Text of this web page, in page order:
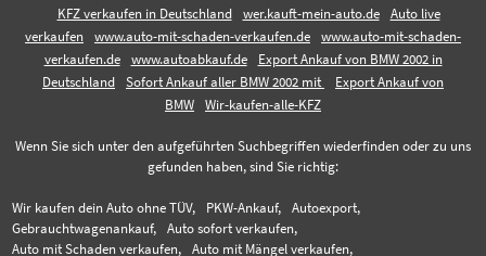
KFZ verkaufen in Deutschland wer.kauft-mein-auto.de
Auto live
verkaufen
www.auto-mit-schaden-verkaufen.de
www.auto-mit-schaden-
verkaufen.de
www.autoabkauf.de
Export Ankauf von BMW 2002 in
Deutschland
Sofort Ankauf aller BMW 2002 mit
Export Ankauf von
BMW
Wir-kaufen-alle-KFZ
Wenn Sie sich unter den aufgeführten Suchbegriffen wiederfinden oder zu uns
gefunden haben, sind Sie richtig:
Wir kaufen dein Auto ohne TÜV, PKW-Ankauf,
Autoexport,
Gebrauchtwagenankauf,
Auto sofort verkaufen,
Auto mit Schaden verkaufen,
Auto mit Mängel verkaufen,